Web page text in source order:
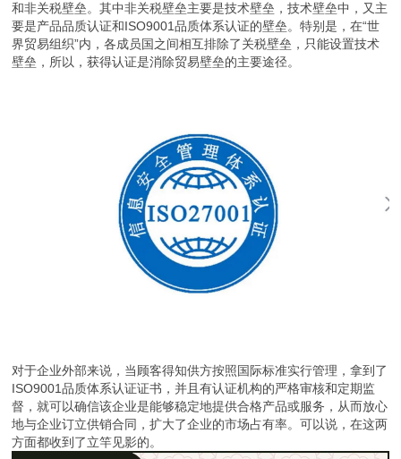
和非关税壁垒。其中非关税壁垒主要是技术壁垒，技术壁垒中，又主
要是产品品质认证和ISO9001品质体系认证的壁垒。特别是，在“世
界贸易组织”内，各成员国之间相互排除了关税壁垒，只能设置技术
壁垒，所以，获得认证是消除贸易壁垒的主要途径。
对于企业外部来说，当顾客得知供方按照国际标准实行管理，拿到了
ISO9001品质体系认证证书，并且有认证机构的严格审核和定期监
督，就可以确信该企业是能够稳定地提供合格产品或服务，从而放心
地与企业订立供销合同，扩大了企业的市场占有率。可以说，在这两
方面都收到了立竿见影的。